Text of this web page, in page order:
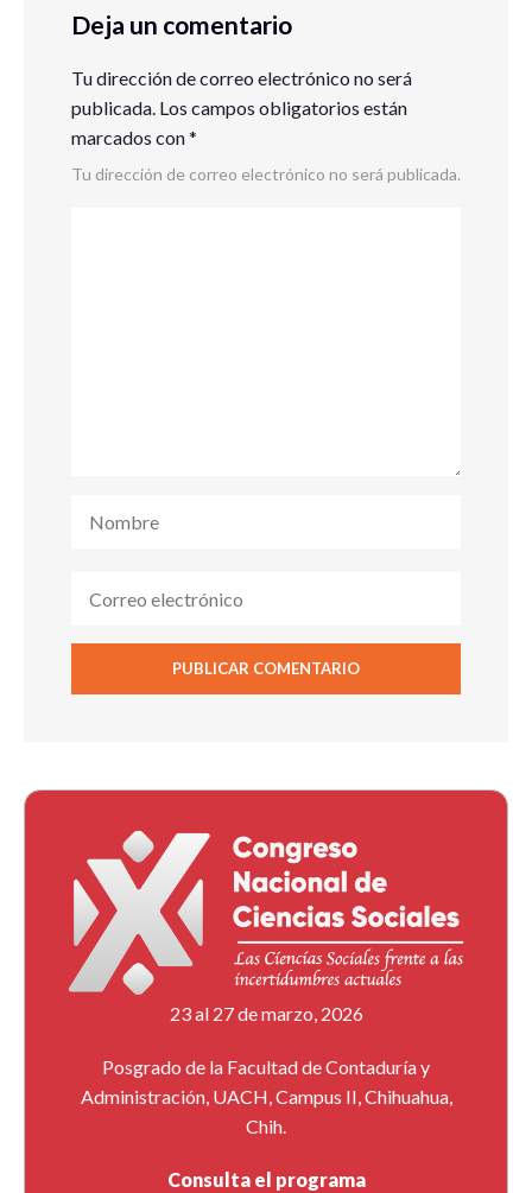
Deja un comentario
Tu dirección de correo electrónico no será
publicada. Los campos obligatorios están
marcados con*
Tu dirección de correo electrónico no será publicada.
23 al 27 de marzo, 2026
Posgrado de la Facultad de Contaduría y
Administración, UACH, Campus II, Chihuahua,
Chih.
Consulta el programa